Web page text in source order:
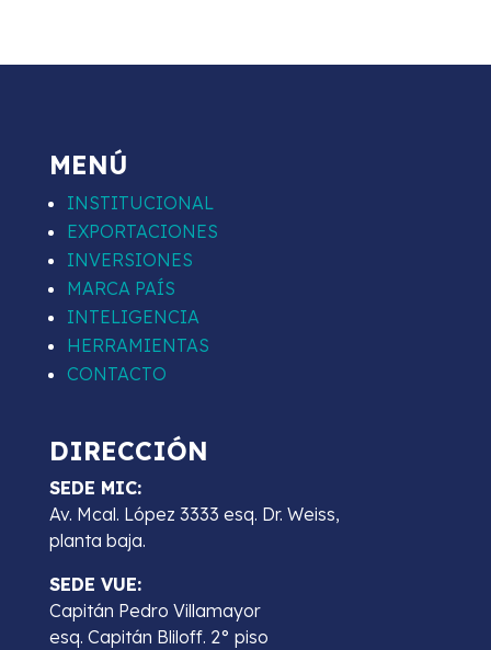
MENÚ
INSTITUCIONAL
EXPORTACIONES
INVERSIONES
MARCA PAÍS
INTELIGENCIA
HERRAMIENTAS
CONTACTO
DIRECCIÓN
SEDE MIC:
Av. Mcal. López 3333 esq. Dr. Weiss,
planta baja.
SEDE VUE:
Capitán Pedro Villamayor
esq. Capitán Bliloff. 2° piso